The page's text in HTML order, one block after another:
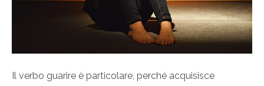
Il verbo guarire è particolare, perché acquisisce